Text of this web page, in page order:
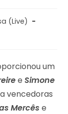
(Live)
um
e Simone
vencedoras
Mercês e